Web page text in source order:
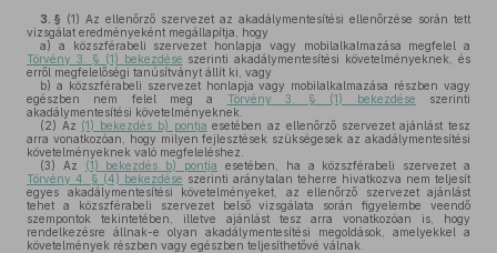
3. § (1) Az ellenőrző szervezet az akadálymentesítési ellenőrzése során tett
vizsgálat eredményeként megállapítja, hogy
a) a közszférabeli szervezet honlapja vagy mobilalkalmazása megfelel a
Törvény 3. § (1) bekezdése szerinti akadálymentesítési követelményeknek, és
erről megfelelőségi tanúsítványt állít ki, vagy
b) a közszférabeli szervezet honlapja vagy mobilalkalmazása részben vagy
egészben nem felel meg a
Törvény 3. § (1) bekezdése szerinti
akadálymentesítési követelményeknek.
(2) Az (1) bekezdés b) pontja esetében az ellenőrző szervezet ajánlást tesz
arra vonatkozóan, hogy milyen fejlesztések szükségesek az akadálymentesítési
követelményeknek való megfeleléshez.
(3) Az (1) bekezdés b) pontja esetében, ha a közszférabeli szervezet a
Törvény 4. § (4) bekezdése szerinti aránytalan teherre hivatkozva nem teljesít
egyes akadálymentesítési követelményeket, az ellenőrző szervezet ajánlást
tehet a közszférabeli szervezet belső vizsgálata során figyelembe veendő
szempontok tekintetében, illetve ajánlást tesz arra vonatkozóan is, hogy
rendelkezésre állnak-e olyan akadálymentesítési megoldások, amelyekkel a
követelmények részben vagy egészben teljesíthetővé válnak.